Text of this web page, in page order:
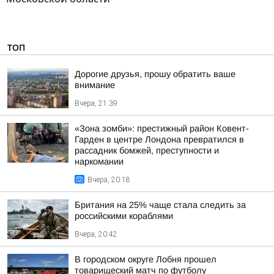
ТОП
Дорогие друзья, прошу обратить ваше
внимание
Вчера, 21:39
«Зона зомби»: престижный район Ковент-
Гарден в центре Лондона превратился в
рассадник бомжей, преступности и
наркомании
Вчера, 20:18
Британия на 25% чаще стала следить за
российскими кораблями
Вчера, 20:42
В городском округе Лобня прошел
товарищеский матч по футболу